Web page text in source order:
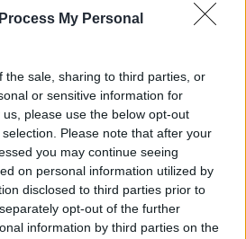
My Personal
the sale, sharing to third parties, or
or sensitive information for
please use the below opt-out
Please note that after your
you may continue seeing
on personal information utilized by
disclosed to third parties prior to
opt-out of the further
information by third parties on the
ότι σας εμπιστεύεται και νιώθει
απευθύνετε αυτή τη
την κάνει να χαλαρώσει
και παιχνίδια
ότι εδώ σας λέμε χωρίς
τη γάτα σας. Προσφέρετέ
και το αγαπημένο της παιχνίδι
πιθανότερο είναι ότι η